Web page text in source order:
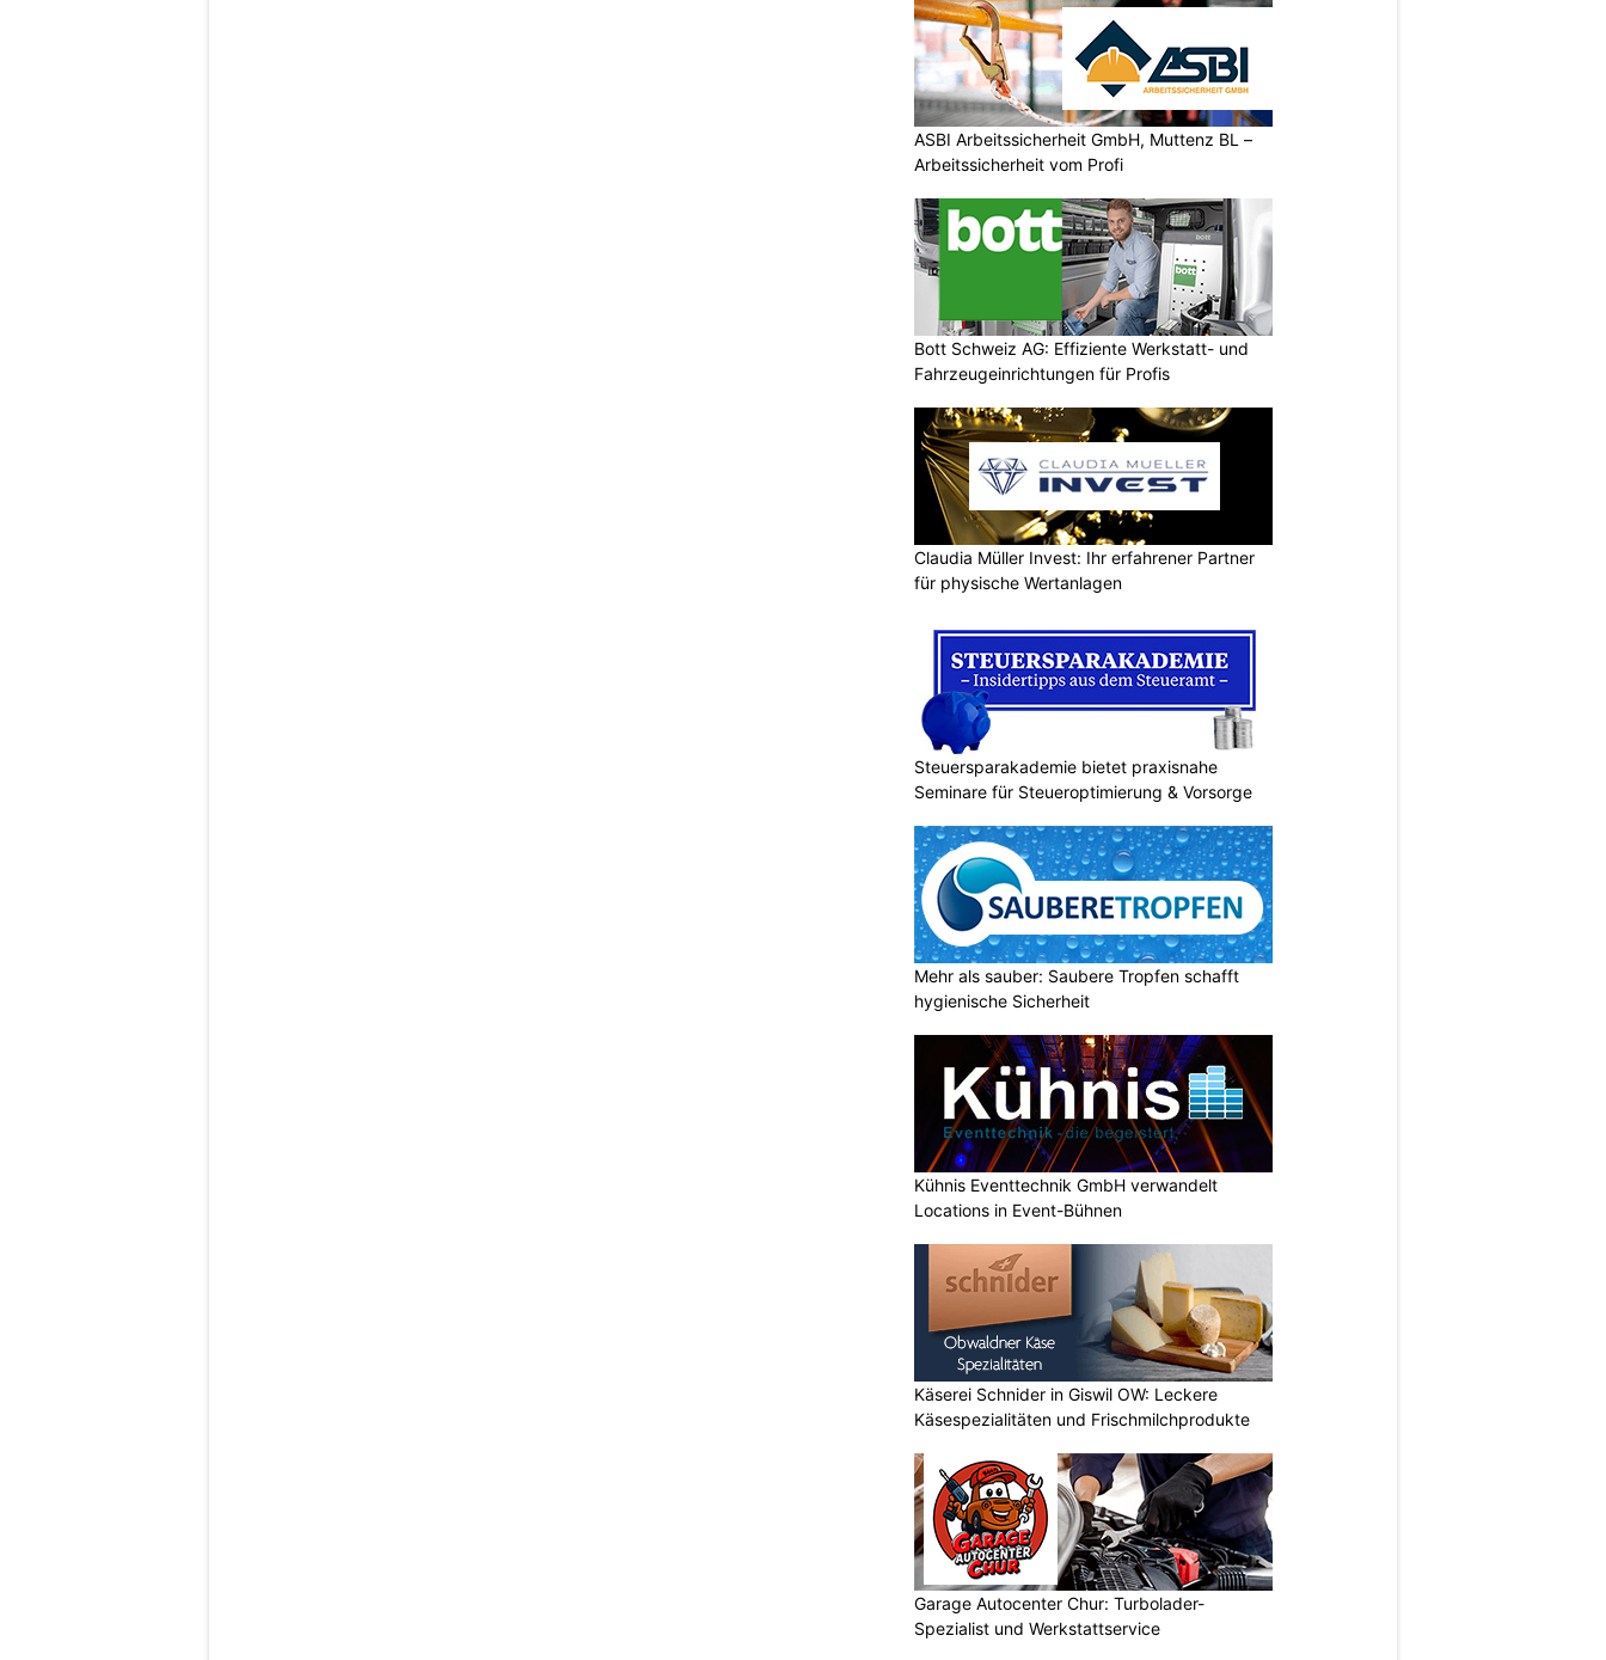
ASBI Arbeitssicherheit GmbH, Muttenz BL –
Arbeitssicherheit vom Profi
Bott Schweiz AG: Effiziente Werkstatt- und
Fahrzeugeinrichtungen für Profis
Claudia Müller Invest: Ihr erfahrener Partner
für physische Wertanlagen
Steuersparakademie bietet praxisnahe
Seminare für Steueroptimierung & Vorsorge
Mehr als sauber: Saubere Tropfen schafft
hygienische Sicherheit
Kühnis Eventtechnik GmbH verwandelt
Locations in Event-Bühnen
Käserei Schnider in Giswil OW: Leckere
Käsespezialitäten und Frischmilchprodukte
Garage Autocenter Chur: Turbolader-
Spezialist und Werkstattservice